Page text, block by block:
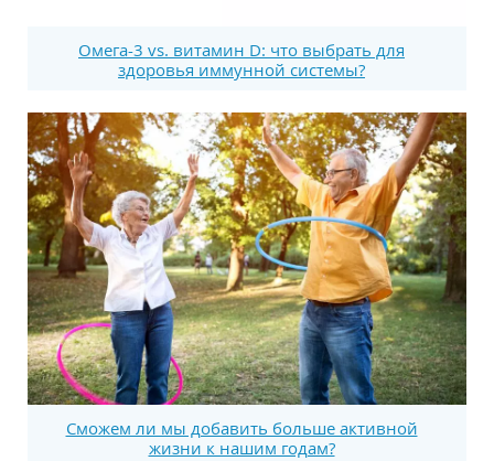
Омега-3 vs. витамин D: что выбрать для
здоровья иммунной системы?
Сможем ли мы добавить больше активной
жизни к нашим годам?